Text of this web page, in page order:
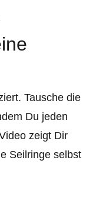
Tausche die
Du jeden
zeigt Dir
Seilringe selbst